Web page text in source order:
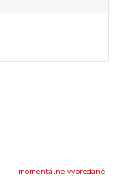
momentálne vypredané